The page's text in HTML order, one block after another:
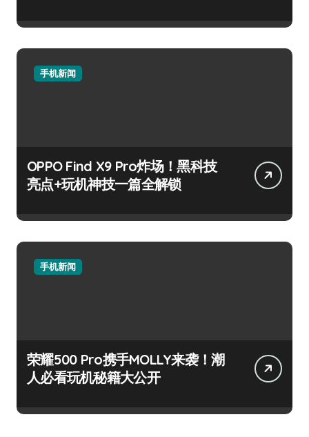
手机新闻
OPPO Find X9 Pro炸场！黑科技
亮点+玩机神技一篇全解锁
手机新闻
荣耀500 Pro携手MOLLY来袭！潮
人必看玩机秘籍大公开